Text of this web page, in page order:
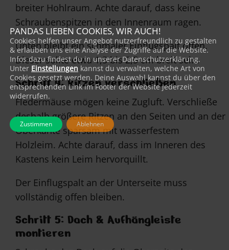
breiter Hohlraum. Achte darauf, dass keine
Schraubenspitzen in den Innenraum ragen.
Unten bleibt ein schmaler Einflugspalt offen.
Dieser sollte etwa 1,5 bis 2,5 cm breit sein.
Schritt 4: Ritzen verschließen
Fledermäuse mögen keine Zugluft. Verschließe
deshalb größere Ritzen an den Seiten und an der
Oberkante sparsam mit wasserfestem
Holzleim. Achte darauf, dass im Inneren des
Kastens kein Leim hervorquillt.
Der Einflugspalt an der Unterseite muss
vollständig offen bleiben.
Schritt 5: Dach & Aufhängleiste
montieren
PANDAS LIEBEN COOKIES, WIR AUCH!
Cookies helfen unser Angebot nutzerfreundlich zu gestalten
& erlauben uns eine Analyse der Zugriffe auf die Website.
Infos dazu findest du in unserer Datenschutzerklärung.
Unter Einstellungen kannst du verwalten, welche Art von
Cookies gesetzt werden. Deine Auswahl kannst du über den
entsprechenden Link im Footer der Website jederzeit
widerrufen.
Zustimmen Ablehnen